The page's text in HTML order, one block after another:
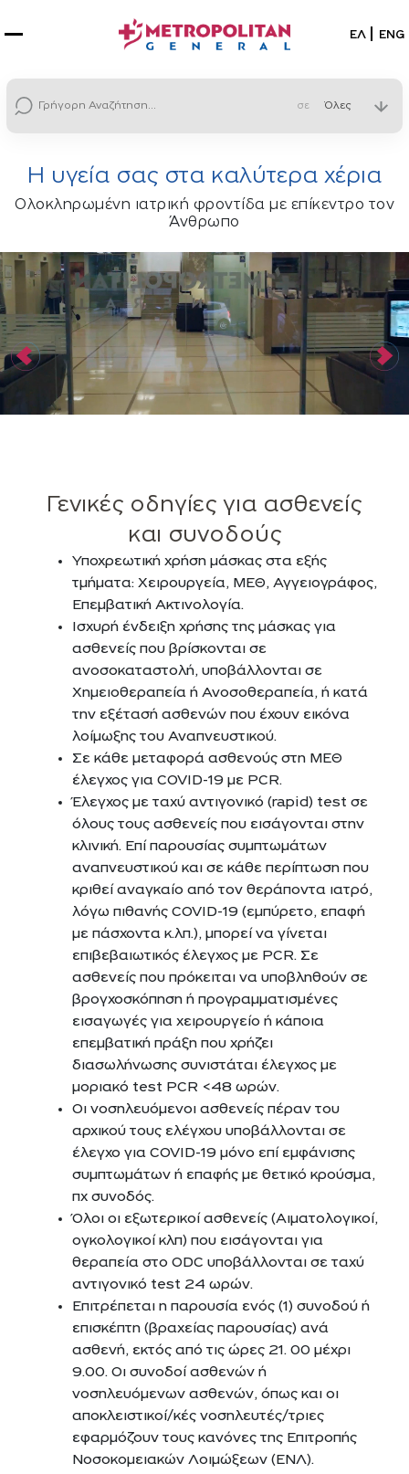
ΕΛ ENG
σε
Η υγεία σας στα καλύτερα χέρια
Ολοκληρωμένη ιατρική φροντίδα με επίκεντρο τον
Άνθρωπο
Γενικές οδηγίες για ασθενείς
και συνοδούς
Υποχρεωτική χρήση μάσκας στα εξής
τμήματα: Χειρουργεία, ΜΕΘ, Αγγειογράφος,
Επεμβατική Ακτινολογία.
Iσχυρή ένδειξη χρήσης της μάσκας για
ασθενείς που βρίσκονται σε
ανοσοκαταστολή, υποβάλλονται σε
Χημειοθεραπεία ή Ανοσοθεραπεία, ή κατά
την εξέτασή ασθενών που έχουν εικόνα
λοίμωξης του Αναπνευστικού.
Σε κάθε μεταφορά ασθενούς στη ΜΕΘ
έλεγχος για COVID-19 με PCR.
Έλεγχος με ταχύ αντιγονικό (rapid) test σε
όλους τους ασθενείς που εισάγονται στην
κλινική. Επί παρουσίας συμπτωμάτων
αναπνευστικού και σε κάθε περίπτωση που
κριθεί αναγκαίο από τον θεράποντα ιατρό,
λόγω πιθανής COVID-19 (εμπύρετο, επαφή
με πάσχοντα κ.λπ.), μπορεί να γίνεται
επιβεβαιωτικός έλεγχος με PCR. Σε
ασθενείς που πρόκειται να υποβληθούν σε
βρογχοσκόπηση ή προγραμματισμένες
εισαγωγές για χειρουργείο ή κάποια
επεμβατική πράξη που χρήζει
διασωλήνωσης συνιστάται έλεγχος με
μοριακό test PCR <48 ωρών.
Οι νοσηλευόμενοι ασθενείς πέραν του
αρχικού τους ελέγχου υποβάλλονται σε
έλεγχο για COVID-19 μόνο επί εμφάνισης
συμπτωμάτων ή επαφής με θετικό κρούσμα,
πχ συνοδός.
Όλοι οι εξωτερικοί ασθενείς (Αιματολογικοί,
ογκολογικοί κλπ) που εισάγονται για
θεραπεία στο ODC υποβάλλονται σε ταχύ
αντιγονικό test 24 ωρών.
Επιτρέπεται η παρουσία ενός (1) συνοδού ή
επισκέπτη (βραχείας παρουσίας) ανά
ασθενή, εκτός από τις ώρες 21. 00 μέχρι
9.00. Οι συνοδοί ασθενών ή
νοσηλευόμενων ασθενών, όπως και οι
αποκλειστικοί/κές νοσηλευτές/τριες
εφαρμόζουν τους κανόνες της Επιτροπής
Νοσοκομειακών Λοιμώξεων (ΕΝΛ).